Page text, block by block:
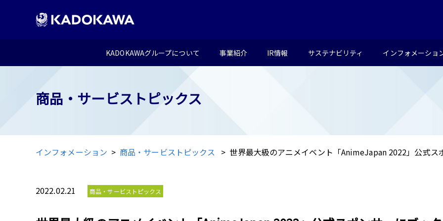
KADOKAWAグループについて 事業紹介 IR情報 サステナビリティ インフォメーショ
商品・サービストピックス
インフォメーション 商品・サービストピックス 世界最大級のアニメイベント「AnimeJapan 2022」公式
2022.02.21 商品・サービストピックス